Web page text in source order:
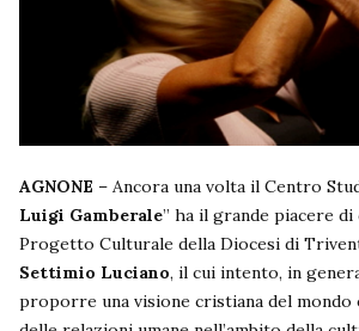
AGNONE – Ancora una volta il Centro
Luigi Gamberale” ha il grande piacere
Progetto Culturale della Diocesi di
Settimio Luciano, il cui intento, in
proporre una visione cristiana del mondo